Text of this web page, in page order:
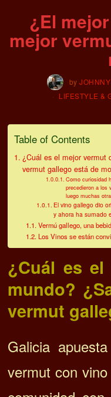
¿El
mejor
by
LIFESTYLE &
Table of Contents
¿Cuál es el mejor vermut
vermut gallego está de
Como curiosidad
precedieron a los
luego muchas
El vino gallego dio
y ahora ha sumado
Vermú gallego, una
Los Vinos se están
¿Cuál es
mundo?
vermut
Galicia
vermut con